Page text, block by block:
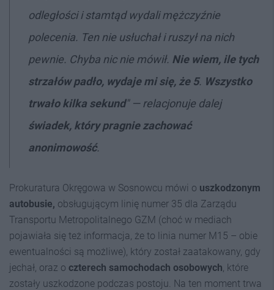
odległości i stamtąd wydali mężczyźnie
polecenia. Ten nie usłuchał i ruszył na nich
pewnie. Chyba nic nie mówił. Nie wiem, ile tych
strzałów padło, wydaje mi się, że 5. Wszystko
trwało kilka sekund"— relacjonuje dalej
świadek, który pragnie zachować
anonimowość.
Prokuratura Okręgowa w Sosnowcu mówi o uszkodzonym
autobusie, obsługującym linię numer 35 dla Zarządu
Transportu Metropolitalnego GZM (choć w mediach
pojawiała się też informacja, że to linia numer M15 – obie
ewentualności są możliwe), który został zaatakowany, gdy
jechał, oraz o czterech samochodach osobowych, które
zostały uszkodzone podczas postoju. Na ten moment trwa